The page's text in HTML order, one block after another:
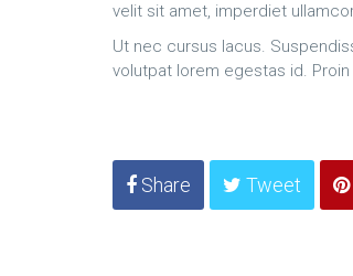
velit sit amet, imperdiet
Ut nec cursus lacus.
volutpat lorem egestas id.
Share Tweet